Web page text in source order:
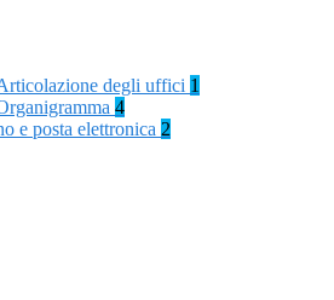
degli uffici 1
4
e posta elettronica 2